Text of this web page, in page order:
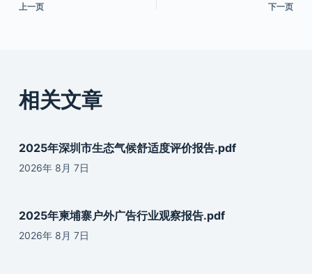
上一页 下一页
相关文章
2025年深圳市生态气候舒适度评价报告.pdf
2026年 8月 7日
2025年柬埔寨户外广告行业观察报告.pdf
2026年 8月 7日